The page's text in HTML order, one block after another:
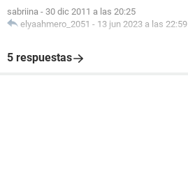
sabriina - 30 dic 2011 a las 20:25
elyaahmero_2051 - 13 jun 2023 a las 22:59
5 respuestas